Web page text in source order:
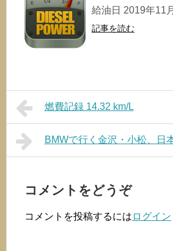
給油日 2019年11
記事を読む
燃費記録 14.32 km/L
BMWで行く金沢・小松、日
コメントをどうぞ
コメントを投稿するには ログイン